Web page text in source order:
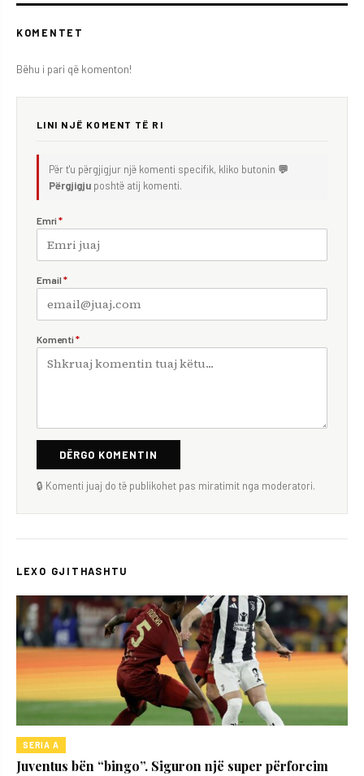
KOMENTET
Bëhu i pari që komenton!
LINI NJË KOMENT TË RI
Për t'u përgjigjur një komenti specifik, kliko butonin 💬
Përgjigju poshtë atij komenti.
Emri *
Email *
Komenti *
DËRGO KOMENTIN
🔒 Komenti juaj do të publikohet pas miratimit nga moderatori.
LEXO GJITHASHTU
SERIA A
Juventus bën “bingo”. Siguron një super përforcim